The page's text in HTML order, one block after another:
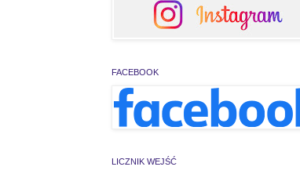
FACEBOOK
LICZNIK WEJŚĆ